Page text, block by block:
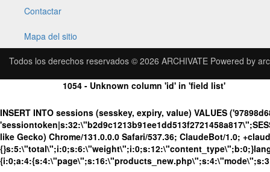
Contactar
Mapa del sitio
Todos los derechos reservados © 2026 ARCHIVATE Powered by
1054 - Unknown column 'id' in 'field list'
INSERT INTO sessions (sesskey, expiry, value) VALUES
like Gecko) Chrome/131.0.0.0 Safari/537.36; ClaudeBot/1.0;